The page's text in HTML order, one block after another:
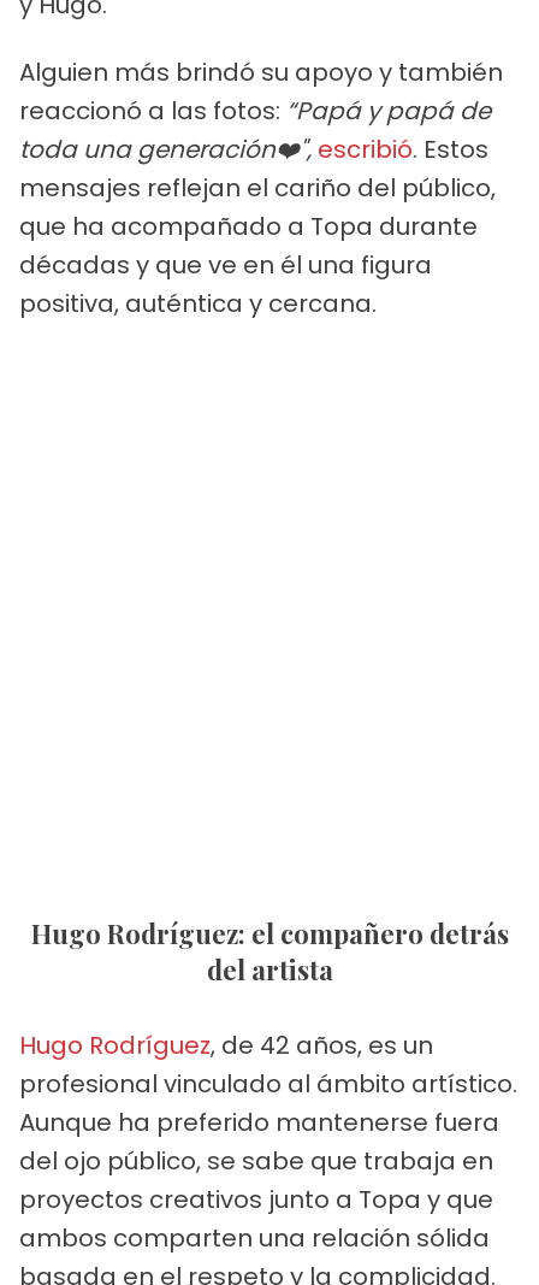
Alguien más brindó su apoyo y también
reaccionó a las fotos: “Papá y papá de
toda una generación❤️", escribió. Estos
mensajes reflejan el cariño del público,
que ha acompañado a Topa durante
décadas y que ve en él una figura
positiva, auténtica y cercana.
Hugo Rodríguez: el compañero detrás
del artista
Hugo Rodríguez, de 42 años, es un
profesional vinculado al ámbito artístico.
Aunque ha preferido mantenerse fuera
del ojo público, se sabe que trabaja en
proyectos creativos junto a Topa y que
ambos comparten una relación sólida
basada en el respeto y la complicidad.